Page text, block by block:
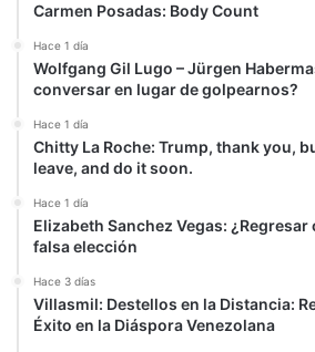
Carmen Posadas: Body Count
Hace 1 día
Wolfgang Gil Lugo – Jürgen
conversar en lugar de golpearnos?
Hace 1 día
Chitty La Roche: Trump, thank you,
leave, and do it soon.
Hace 1 día
Elizabeth Sanchez Vegas:
falsa elección
Hace 3 días
Villasmil: Destellos en la Distancia:
Éxito en la Diáspora Venezolana